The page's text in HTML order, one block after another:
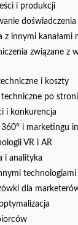
i produkcji
z innymi
związane z
i koszty
techniczne po
i konkurencja
360° i marketingu
VR i AR
i analityka
technologiami
dla